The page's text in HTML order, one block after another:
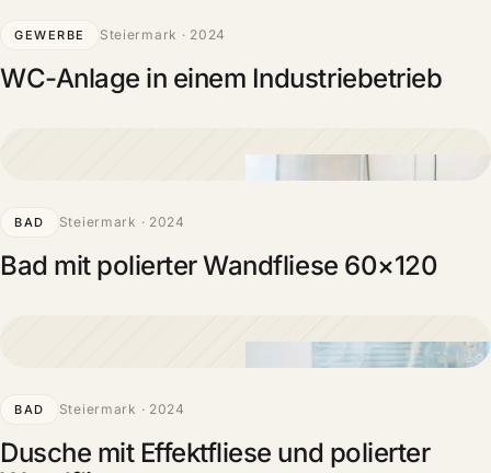
GEWERBE Steiermark · 2024
WC-Anlage in einem Industriebetrieb
BAD Steiermark · 2024
Bad mit polierter Wandfliese 60×120
BAD Steiermark · 2024
Dusche mit Effektfliese und polierter